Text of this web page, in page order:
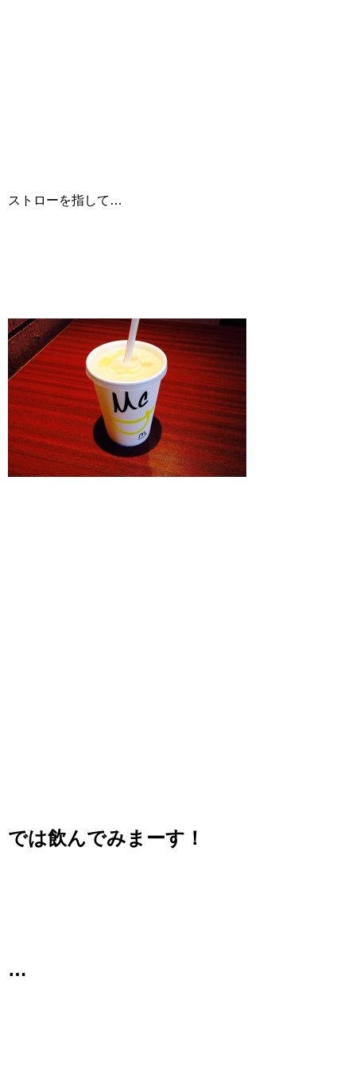
ストローを指して…
では飲んでみまーす！
…